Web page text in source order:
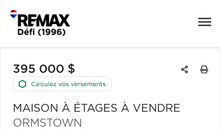
395 000 $
MAISON À ÉTAGES À VENDRE
ORMSTOWN